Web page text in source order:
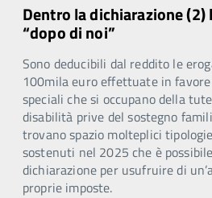
Dentro la dichiarazione
“dopo di noi”
Sono deducibili dal reddito le
100mila euro effettuate in
speciali che si occupano della
disabilità prive del sostegno
trovano spazio molteplici
sostenuti nel 2025 che è
dichiarazione per usufruire di
proprie imposte.